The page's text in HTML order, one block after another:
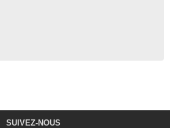
SUIVEZ-NOUS